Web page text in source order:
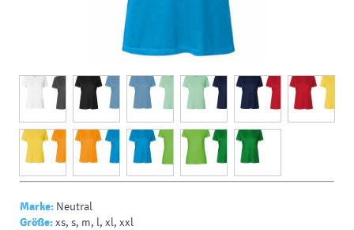
Marke: Neutral
Größe:xs, s, m, l, xl, xxl